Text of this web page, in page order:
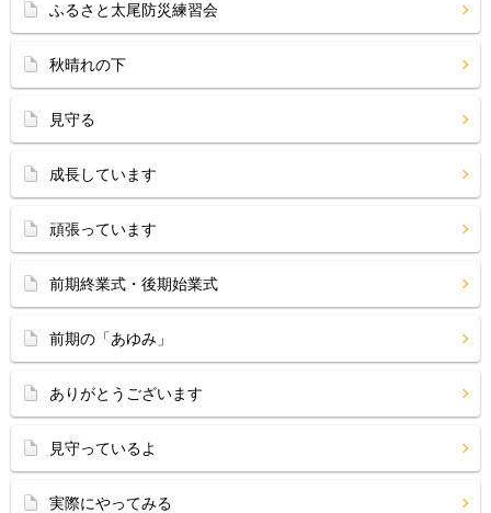
ふるさと太尾防災練習会
秋晴れの下
見守る
成長しています
頑張っています
前期終業式・後期始業式
前期の「あゆみ」
ありがとうございます
見守っているよ
実際にやってみる